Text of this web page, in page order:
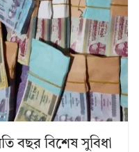
বছর বিশেষ সুবিধা